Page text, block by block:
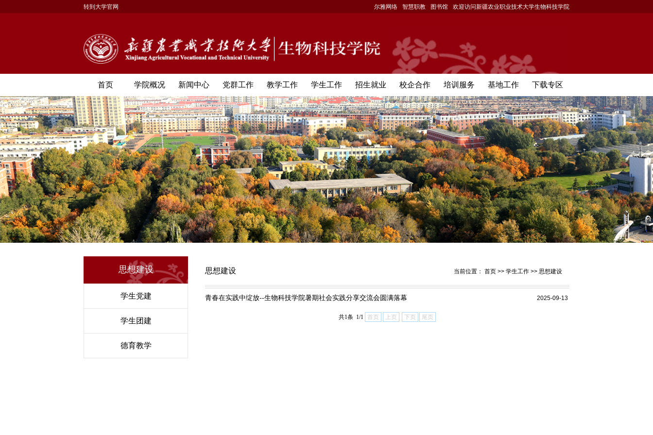
转到大学官网 尔雅网络 智慧职教 图书馆 欢迎访问新疆农业职业技术大学生物科技学院
首页 学院概况 新闻中心 党群工作 教学工作 学生工作 招生就业 校企合作 培训服务 基地工作 下载专区
思想建设
学生党建
学生团建
德育教学
思想建设 当前位置： 首页 >> 学生工作 >> 思想建设
青春在实践中绽放--生物科技学院暑期社会实践分享交流会圆满落幕 2025-09-13
共1条 1/1 首页 上页 下页 尾页